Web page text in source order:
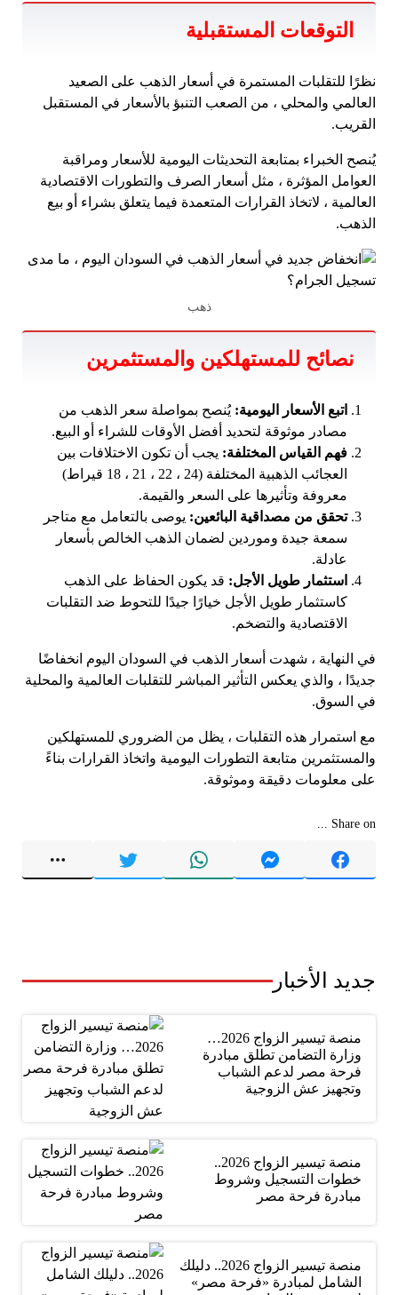
التوقعات المستقبلية
نظرًا للتقلبات المستمرة في أسعار الذهب على الصعيد
العالمي والمحلي ، من الصعب التنبؤ بالأسعار في المستقبل
القريب.
يُنصح الخبراء بمتابعة التحديثات اليومية للأسعار ومراقبة
العوامل المؤثرة ، مثل أسعار الصرف والتطورات الاقتصادية
العالمية ، لاتخاذ القرارات المتعمدة فيما يتعلق بشراء أو بيع
الذهب.
ذهب
نصائح للمستهلكين والمستثمرين
اتبع الأسعار اليومية: يُنصح بمواصلة سعر الذهب من
مصادر موثوقة لتحديد أفضل الأوقات للشراء أو البيع.
فهم القياس المختلفة: يجب أن تكون الاختلافات بين
العجائب الذهبية المختلفة (24 ، 22 ، 21 ، 18 قيراط)
معروفة وتأثيرها على السعر والقيمة.
تحقق من مصداقية البائعين: يوصى بالتعامل مع متاجر
سمعة جيدة وموردين لضمان الذهب الخالص بأسعار
عادلة.
استثمار طويل الأجل: قد يكون الحفاظ على الذهب
كاستثمار طويل الأجل خيارًا جيدًا للتحوط ضد التقلبات
الاقتصادية والتضخم.
في النهاية ، شهدت أسعار الذهب في السودان اليوم انخفاضًا
جديدًا ، والذي يعكس التأثير المباشر للتقلبات العالمية والمحلية
في السوق.
مع استمرار هذه التقلبات ، يظل من الضروري للمستهلكين
والمستثمرين متابعة التطورات اليومية واتخاذ القرارات بناءً
على معلومات دقيقة وموثوقة.
Share on ...
جديد الأخبار
منصة تيسير الزواج 2026…
وزارة التضامن تطلق مبادرة
فرحة مصر لدعم الشباب
وتجهيز عش الزوجية
منصة تيسير الزواج 2026..
خطوات التسجيل وشروط
مبادرة فرحة مصر
منصة تيسير الزواج 2026.. دليلك
الشامل لمبادرة «فرحة مصر»